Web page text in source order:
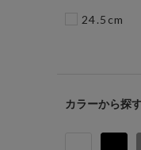
24.5cm
カラー